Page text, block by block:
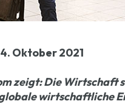
Oktober 2021
zeigt: Die Wirtschaft
wirtschaftliche